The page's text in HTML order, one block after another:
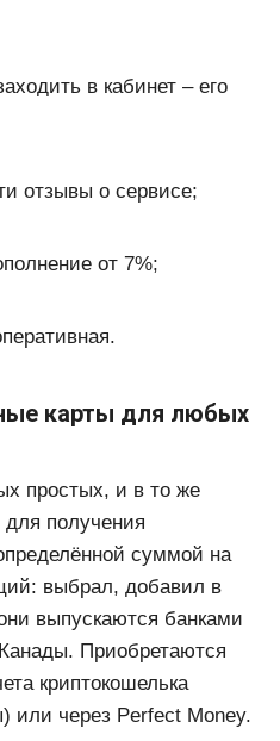
в кабинет – его
отзывы о сервисе;
от 7%;
карты для любых
простых, и в то же
для получения
суммой на
выбрал, добавил в
выпускаются банками
Приобретаются
криптокошелька
или через Perfect Money.